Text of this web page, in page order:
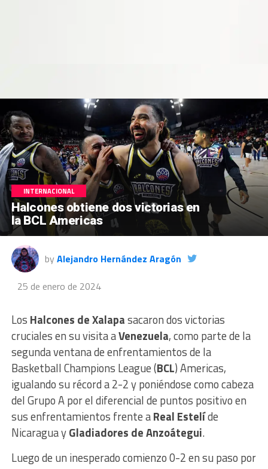
INTERNACIONAL
Halcones obtiene dos victorias en
la BCL Americas
by Alejandro Hernández Aragón
25 de enero de 2024
Los Halcones de Xalapasacaron dos victorias
cruciales en su visita aVenezuela, como parte de la
segunda ventana de enfrentamientos de la
Basketball Champions League (BCL) Americas,
igualando su récord a 2-2 y poniéndose como cabeza
del Grupo A por el diferencial de puntos positivo en
sus enfrentamientos frente aReal Estelíde
Nicaragua yGladiadores de Anzoátegui.
Luego de un inesperado comienzo 0-2 en su paso por